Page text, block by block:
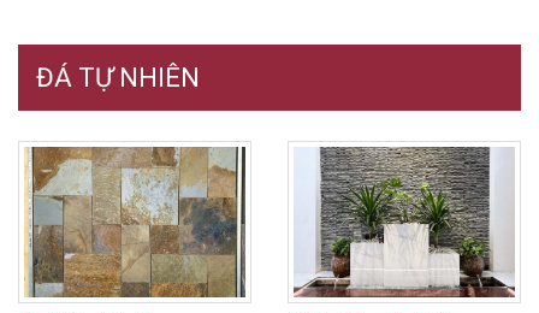
ĐÁ TỰ NHIÊN